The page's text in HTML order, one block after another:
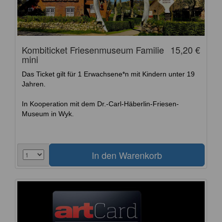
15,20 €
Kombiticket Friesenmuseum Familie
mini
Das Ticket gilt für 1 Erwachsene*n mit Kindern unter 19
Jahren.
In Kooperation mit dem Dr.-Carl-Häberlin-Friesen-
Museum in Wyk.